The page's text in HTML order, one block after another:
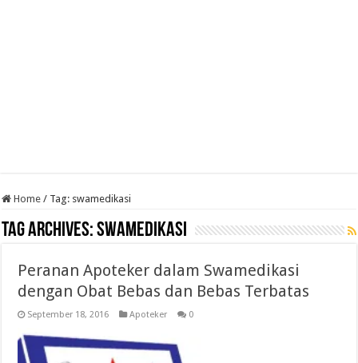
Home / Tag: swamedikasi
Tag Archives:swamedikasi
Peranan Apoteker dalam Swamedikasi
dengan Obat Bebas dan Bebas Terbatas
September 18, 2016 Apoteker 0